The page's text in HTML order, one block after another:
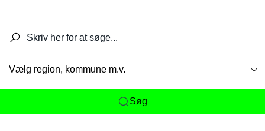
Vælg region, kommune m.v.
Søg